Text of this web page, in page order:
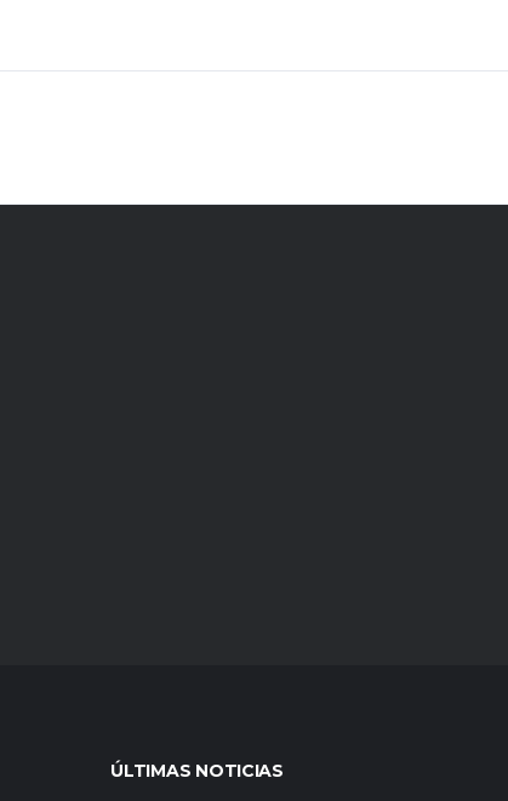
ÚLTIMAS NOTICIAS